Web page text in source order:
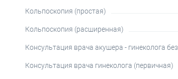
Кольпоскопия (простая)
Кольпоскопия (расширенная)
Консультация врача акушера - гинеколога
Консультация врача гинеколога (первичная)